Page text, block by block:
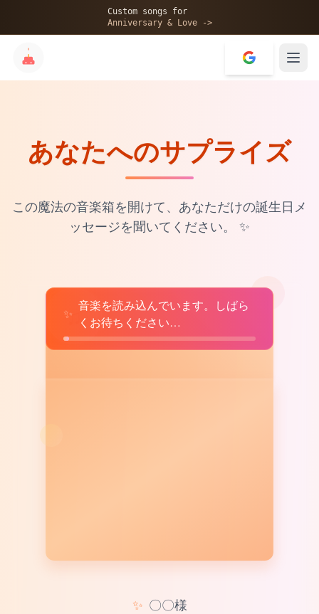
Custom songs for
Anniversary & Love ->
💝
✨
あなたへのサプライズ
この魔法の音楽箱を開けて、あなただけの誕生日メ
ッセージを聞いてください。
✨
♫
✨
音楽を読み込んでいます。しばら
くお待ちください…
✨ 〇〇様